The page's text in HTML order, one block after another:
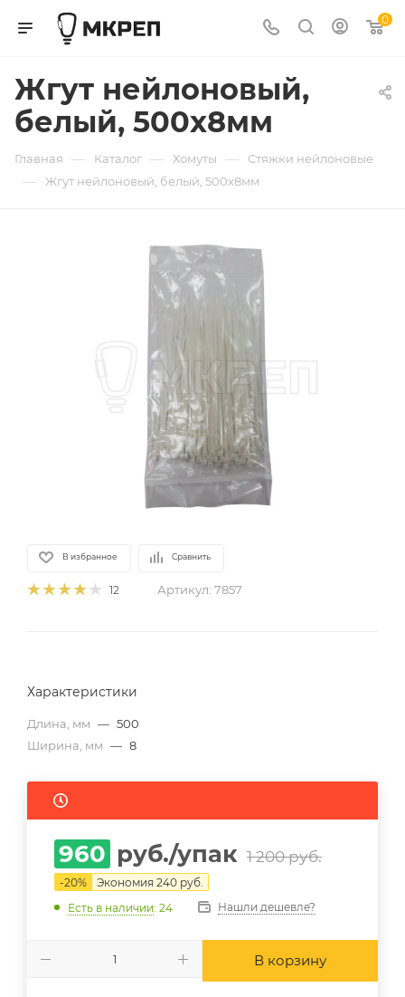
0
Жгут нейлоновый,
белый, 500х8мм
Главная — Каталог — Хомуты — Стяжки нейлоновые
— Жгут нейлоновый, белый, 500х8мм
В избранное Сравнить
12 Артикул: 7857
Характеристики
Длина, мм — 500
Ширина, мм — 8
960 руб./упак 1 200руб.
-20% Экономия 240 руб.
Есть в наличии: 24 Нашли дешевле?
В корзину